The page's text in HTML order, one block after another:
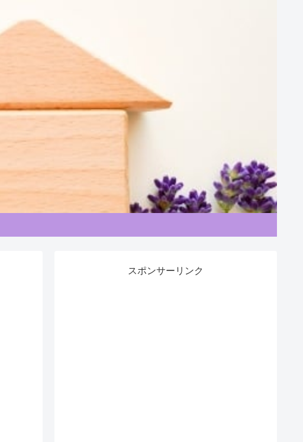
スポンサーリンク